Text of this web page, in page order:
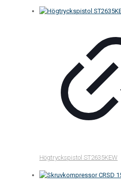
Högtryckspistol ST2635KEW